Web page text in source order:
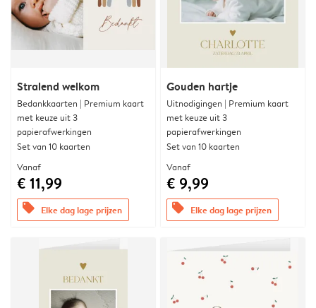
Stralend welkom
Bedankkaarten | Premium kaart
met keuze uit 3
papierafwerkingen
Set van 10 kaarten
Vanaf
€ 11,99
offers Elke dag lage prijzen
Gouden hartje
Uitnodigingen | Premium kaart
met keuze uit 3
papierafwerkingen
Set van 10 kaarten
Vanaf
€ 9,99
offers Elke dag lage prijzen